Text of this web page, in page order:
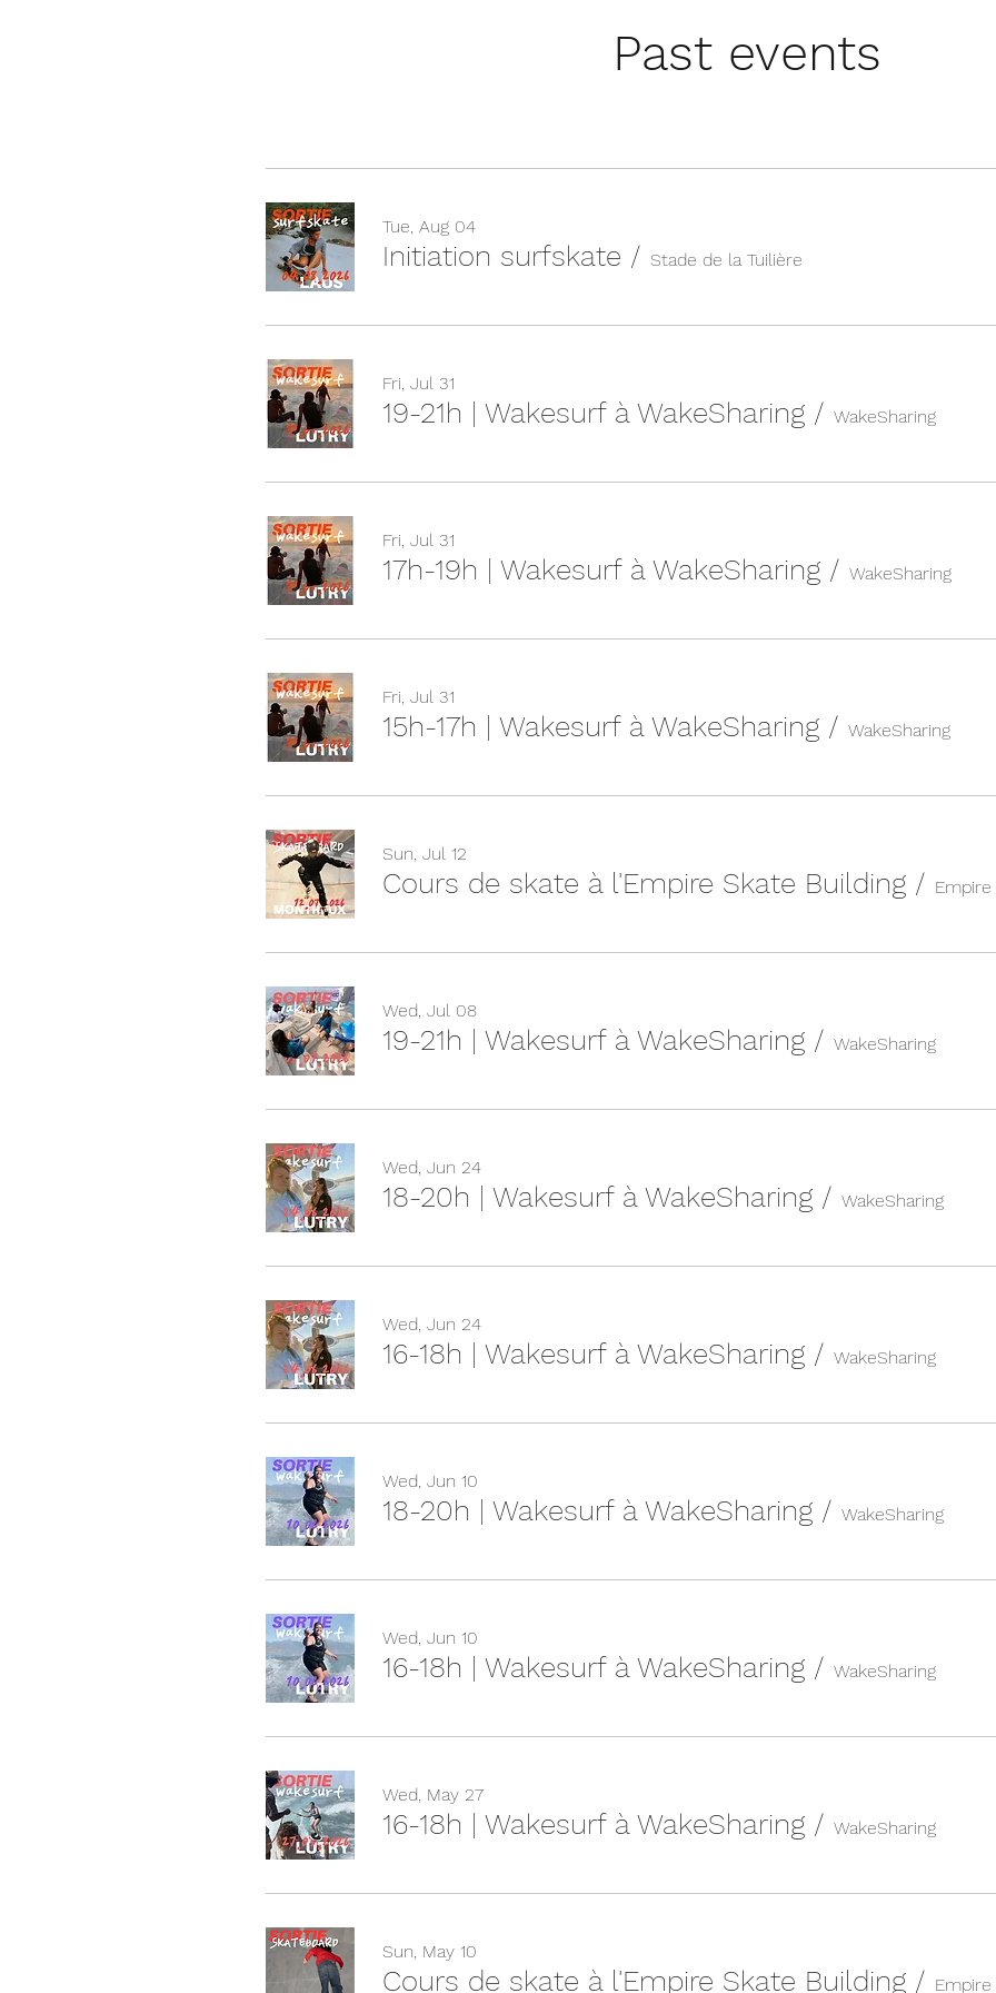
Past events
Tue, Aug 04
Initiation surfskate / Stade de la Tuilière
Fri, Jul 31
19-21h | Wakesurf à WakeSharing / WakeSharing
Fri, Jul 31
17h-19h | Wakesurf à WakeSharing / WakeSharing
Fri, Jul 31
15h-17h | Wakesurf à WakeSharing / WakeSharing
Sun, Jul 12
Cours de skate à l'Empire Skate Building /
Wed, Jul 08
19-21h | Wakesurf à WakeSharing / WakeSharing
Wed, Jun 24
18-20h | Wakesurf à WakeSharing / WakeSharing
Wed, Jun 24
16-18h | Wakesurf à WakeSharing / WakeSharing
Wed, Jun 10
18-20h | Wakesurf à WakeSharing / WakeSharing
Wed, Jun 10
16-18h | Wakesurf à WakeSharing / WakeSharing
Wed, May 27
16-18h | Wakesurf à WakeSharing / WakeSharing
Sun, May 10
Cours de skate à l'Empire Skate Building /